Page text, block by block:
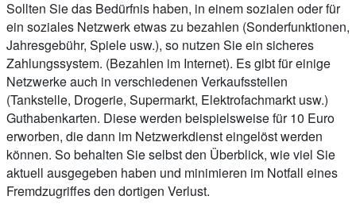
Sollten Sie das Bedürfnis haben, in einem sozialen oder für
ein soziales Netzwerk etwas zu bezahlen (Sonderfunktionen,
Jahresgebühr, Spiele usw.), so nutzen Sie ein sicheres
Zahlungssystem. (Bezahlen im Internet). Es gibt für einige
Netzwerke auch in verschiedenen Verkaufsstellen
(Tankstelle, Drogerie, Supermarkt, Elektrofachmarkt usw.)
Guthabenkarten. Diese werden beispielsweise für 10 Euro
erworben, die dann im Netzwerkdienst eingelöst werden
können. So behalten Sie selbst den Überblick, wie viel Sie
aktuell ausgegeben haben und minimieren im Notfall eines
Fremdzugriffes den dortigen Verlust.